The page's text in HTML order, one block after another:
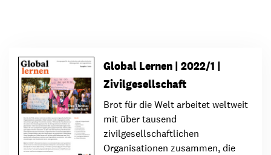
Global Lernen | 2022/1 |
Zivilgesellschaft
Brot für die Welt arbeitet weltweit
mit über tausend
zivilgesellschaftlichen
Organisationen zusammen, die